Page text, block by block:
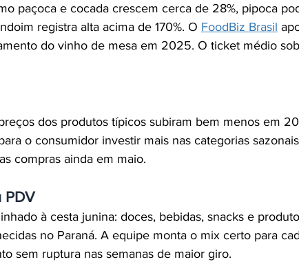
paçoca e cocada crescem cerca de 28%, pipoca
registra alta acima de 170%. O FoodBiz Brasil
do vinho de mesa em 2025. O ticket médio
dos produtos típicos subiram bem menos em
o consumidor investir mais nas categorias
compras ainda em maio.
PDV
à cesta junina: doces, bebidas, snacks e
no Paraná. A equipe monta o mix certo para
sem ruptura nas semanas de maior giro.